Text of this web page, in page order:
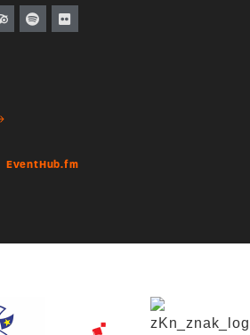
EventHub.fm